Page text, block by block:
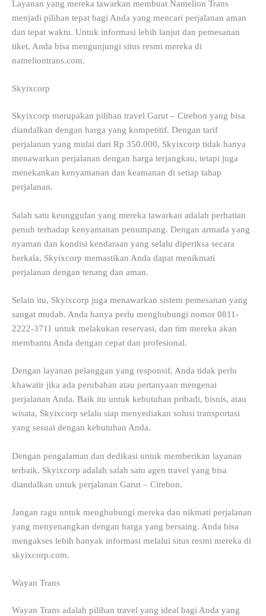
Layanan yang mereka tawarkan membuat Namelion Trans
menjadi pilihan tepat bagi Anda yang mencari perjalanan aman
dan tepat waktu. Untuk informasi lebih lanjut dan pemesanan
tiket, Anda bisa mengunjungi situs resmi mereka di
nameliontrans.com.
Skyixcorp
Skyixcorp merupakan pilihan travel Garut – Cirebon yang bisa
diandalkan dengan harga yang kompetitif. Dengan tarif
perjalanan yang mulai dari Rp 350.000, Skyixcorp tidak hanya
menawarkan perjalanan dengan harga terjangkau, tetapi juga
menekankan kenyamanan dan keamanan di setiap tahap
perjalanan.
Salah satu keunggulan yang mereka tawarkan adalah perhatian
penuh terhadap kenyamanan penumpang. Dengan armada yang
nyaman dan kondisi kendaraan yang selalu diperiksa secara
berkala, Skyixcorp memastikan Anda dapat menikmati
perjalanan dengan tenang dan aman.
Selain itu, Skyixcorp juga menawarkan sistem pemesanan yang
sangat mudah. Anda hanya perlu menghubungi nomor 0811-
2222-3711 untuk melakukan reservasi, dan tim mereka akan
membantu Anda dengan cepat dan profesional.
Dengan layanan pelanggan yang responsif, Anda tidak perlu
khawatir jika ada perubahan atau pertanyaan mengenai
perjalanan Anda. Baik itu untuk kebutuhan pribadi, bisnis, atau
wisata, Skyixcorp selalu siap menyediakan solusi transportasi
yang sesuai dengan kebutuhan Anda.
Dengan pengalaman dan dedikasi untuk memberikan layanan
terbaik, Skyixcorp adalah salah satu agen travel yang bisa
diandalkan untuk perjalanan Garut – Cirebon.
Jangan ragu untuk menghubungi mereka dan nikmati perjalanan
yang menyenangkan dengan harga yang bersaing. Anda bisa
mengakses lebih banyak informasi melalui situs resmi mereka di
skyixcorp.com.
Wayan Trans
Wayan Trans adalah pilihan travel yang ideal bagi Anda yang